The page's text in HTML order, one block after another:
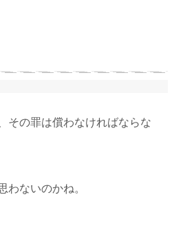
その罪は償わなければならな
わないのかね。